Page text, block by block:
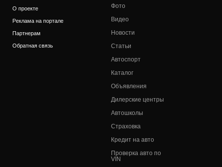
О проекте
Реклама на портале
Партнерам
Обратная связь
Фото
Видео
Новости
Статьи
Автоспорт
Каталог
Объявления
Дилерские центры
Автошколы
Страховка
Кредит на авто
Проверка авто по
VIN